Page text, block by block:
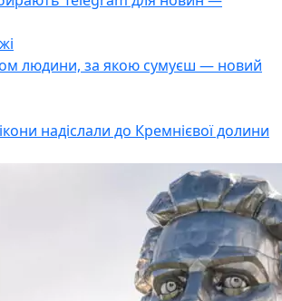
людини, за якою сумуєш — новий
надіслали до Кремнієвої долини